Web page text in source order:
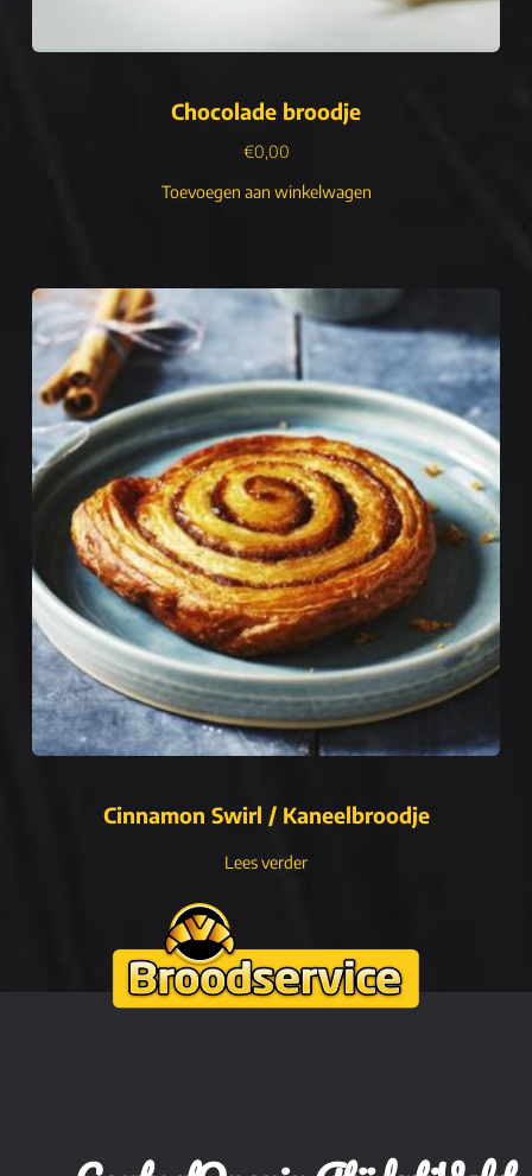
Chocolade broodje
€0,00
Toevoegen aan winkelwagen
Cinnamon Swirl / Kaneelbroodje
Lees verder